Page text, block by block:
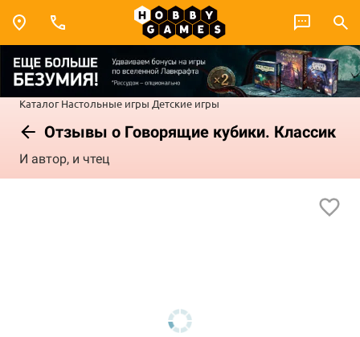
Каталог Настольные игры Детские игры
Отзывы о Говорящие кубики. Классик
И автор, и чтец